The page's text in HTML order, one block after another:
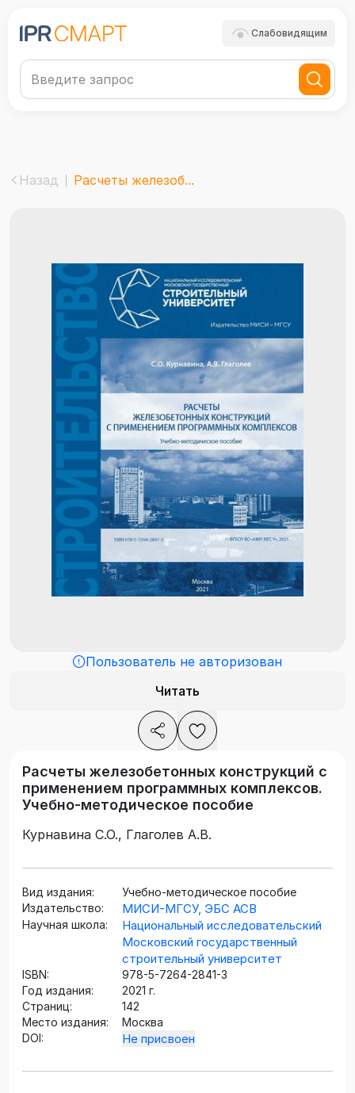
Слабовидящим
Назад Расчеты железоб...
Пользователь не авторизован
Читать
Расчеты железобетонных конструкций с
применением программных комплексов.
Учебно-методическое пособие
Курнавина С.О., Глаголев А.В.
Вид издания:
Учебно-методическое пособие
Издательство:
МИСИ-МГСУ, ЭБС АСВ
Научная школа:
Национальный исследовательский
Московский государственный
строительный университет
ISBN:
978-5-7264-2841-3
Год издания:
2021 г.
Страниц:
142
Место издания:
Москва
DOI:
Не присвоен